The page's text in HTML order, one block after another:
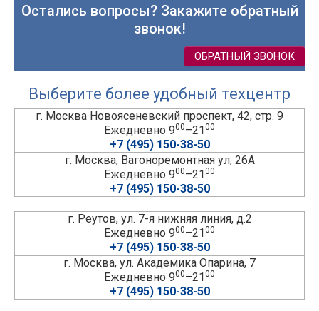
Остались вопросы? Закажите обратный
звонок!
ОБРАТНЫЙ ЗВОНОК
Выберите более удобный техцентр
г. Москва Новоясеневский проспект, 42, стр. 9
Ежедневно 900–21 00
+7 (495) 150-38-50
г. Москва, Вагоноремонтная ул, 26А
Ежедневно 900–21 00
+7 (495) 150-38-50
г. Реутов, ул. 7-я нижняя линия, д.2
Ежедневно 900–21 00
+7 (495) 150-38-50
г. Москва, ул. Академика Опарина, 7
Ежедневно 900–21 00
+7 (495) 150-38-50